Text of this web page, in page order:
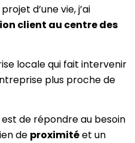
d’une vie, j’ai
client au centre des
locale qui fait intervenir
plus proche de
est de répondre au besoin
de proximitéet un